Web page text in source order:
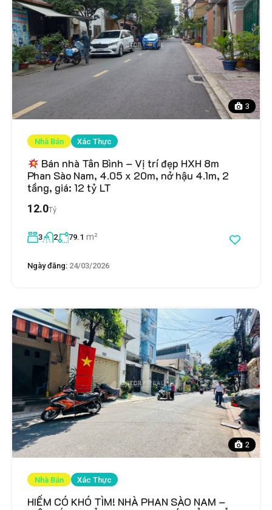
3
Nhà Bán Xác Thực
Bán nhà Tân Bình – Vị trí đẹp HXH 8m
Phan Sào Nam, 4.05 x 20m, nở hậu 4.1m, 2
tầng, giá: 12 tỷ LT
12.0Tỷ
3 2 79.1 m²
Ngày đăng: 24/03/2026
2
Nhà Bán Xác Thực
HIẾM CÓ KHÓ TÌM! NHÀ PHAN SÀO NAM –